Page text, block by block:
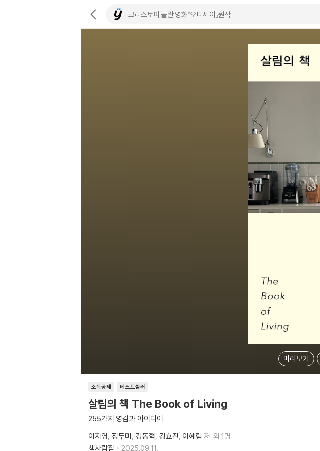
미리보기
소득공제 베스트셀러
살림의 책 The Book of Living
255가지 영감과 아이디어
이지영 정두미 강동혁 강효진 이혜림 저 외 1명
책사람집
2025.09.11.